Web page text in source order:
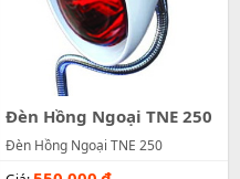
Đèn Hồng Ngoại TNE 250
Đèn Hồng Ngoại TNE 250